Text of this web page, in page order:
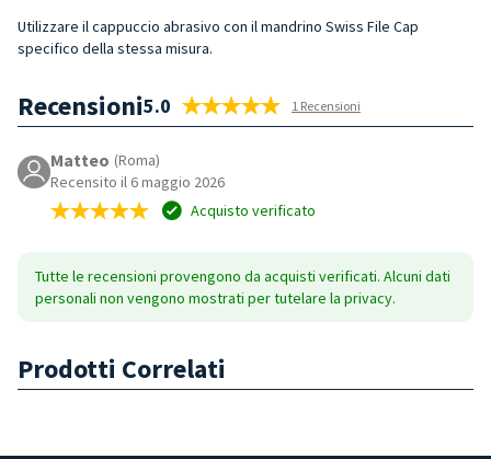
Utilizzare il cappuccio abrasivo con il mandrino Swiss File Cap
specifico della stessa misura.
Recensioni5.0 1 Recensioni
Matteo (Roma)
Recensito il 6 maggio 2026
Acquisto verificato
Tutte le recensioni provengono da acquisti verificati. Alcuni dati
personali non vengono mostrati per tutelare la privacy.
Prodotti Correlati